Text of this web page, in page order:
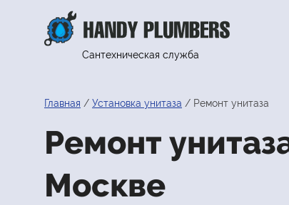
Сантехническая служба
Главная Установка унитаза Ремонт унитаза
Ремонт
Москве